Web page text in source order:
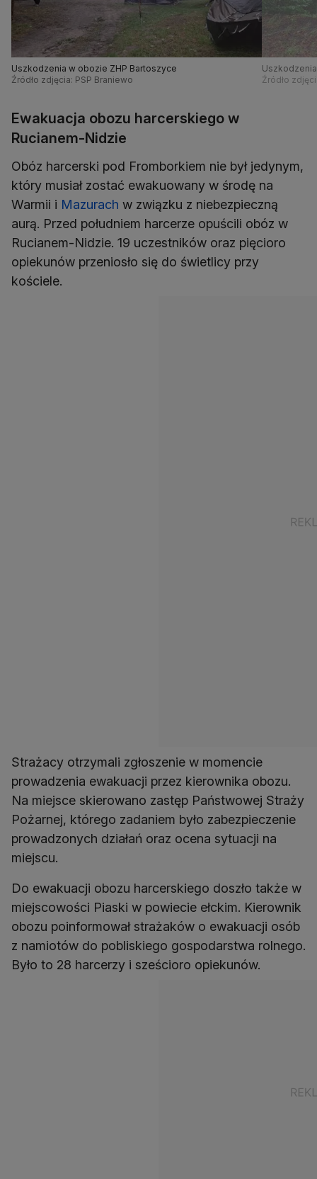
Uszkodzenia w obozie ZHP Bartoszyce
Źródło zdjęcia: PSP Braniewo
Źródło
Ewakuacja obozu harcerskiego w
Rucianem-Nidzie
Obóz harcerski pod Fromborkiem nie był jedynym,
który musiał zostać ewakuowany w środę na
Warmii i Mazurach w związku z niebezpieczną
aurą. Przed południem harcerze opuścili obóz w
Rucianem-Nidzie. 19 uczestników oraz pięcioro
opiekunów przeniosło się do świetlicy przy
kościele.
Strażacy otrzymali zgłoszenie w momencie
prowadzenia ewakuacji przez kierownika obozu.
Na miejsce skierowano zastęp Państwowej Straży
Pożarnej, którego zadaniem było zabezpieczenie
prowadzonych działań oraz ocena sytuacji na
miejscu.
Do ewakuacji obozu harcerskiego doszło także w
miejscowości Piaski w powiecie ełckim. Kierownik
obozu poinformował strażaków o ewakuacji osób
z namiotów do pobliskiego gospodarstwa rolnego.
Było to 28 harcerzy i sześcioro opiekunów.